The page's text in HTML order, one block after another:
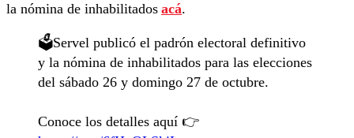
la nómina de inhabilitados acá.
🗳️Servel publicó el padrón electoral definitivo
y la nómina de inhabilitados para las elecciones
del sábado 26 y domingo 27 de octubre.
Conoce los detalles aquí 👉